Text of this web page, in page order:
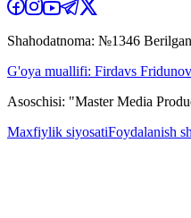
Shahodatnoma: №1346
G'oya muallifi: Firdavs
Asoschisi: "Master Media
Maxfiylik siyosatiFoydalanish